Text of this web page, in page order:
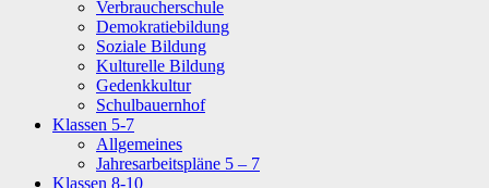
Verbraucherschule
Demokratiebildung
Soziale Bildung
Kulturelle Bildung
Gedenkkultur
Schulbauernhof
Klassen 5-7
Allgemeines
Jahresarbeitspläne 5 – 7
Klassen 8-10